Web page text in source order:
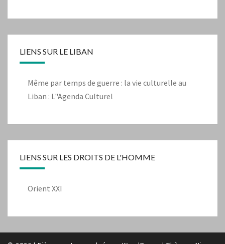
LIENS SUR LE LIBAN
Même par temps de guerre : la vie culturelle au
Liban : L"Agenda Culturel
LIENS SUR LES DROITS DE L'HOMME
Orient XXI